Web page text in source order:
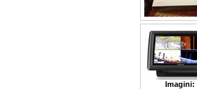
Imagini: